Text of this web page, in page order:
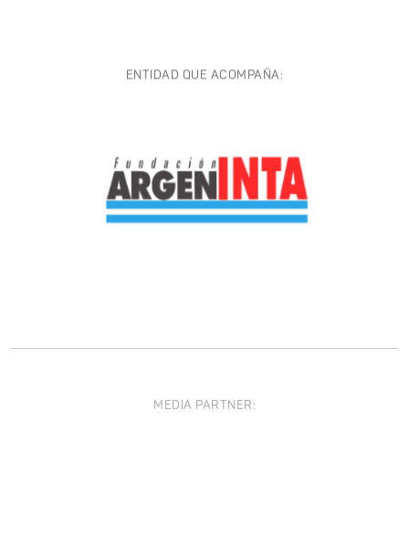
ENTIDAD QUE ACOMPAÑA:
MEDIA PARTNER: